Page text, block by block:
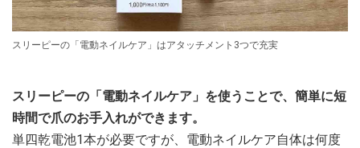
スリーピーの「電動ネイルケア」はアタッチメント3つで充実
スリーピーの「電動ネイルケア」を使うことで、簡単に短
時間で爪のお手入れができます。
単四乾電池1本が必要ですが、電動ネイルケア自体は何度